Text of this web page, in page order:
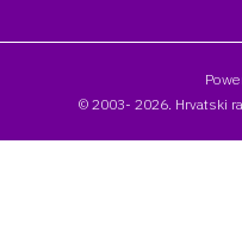
© 2003- 2026. Hrvatski